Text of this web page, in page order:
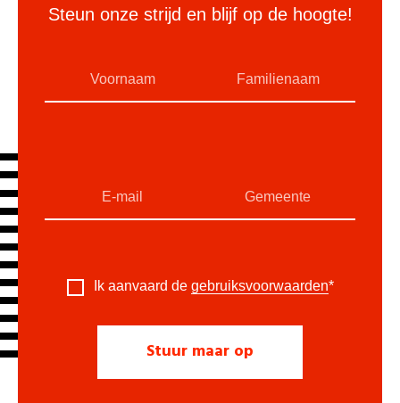
Steun onze strijd en blijf op de hoogte!
Ik aanvaard de gebruiksvoorwaarden*